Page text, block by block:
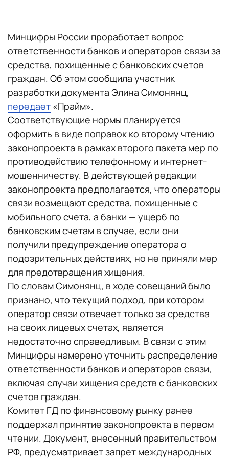
Минцифры России проработает вопрос
ответственности банков и операторов связи за
средства, похищенные с банковских счетов
граждан. Об этом сообщила участник
разработки документа Элина Симонянц,
передает «Прайм».
Соответствующие нормы планируется
оформить в виде поправок ко второму чтению
законопроекта в рамках второго пакета мер по
противодействию телефонному и интернет-
мошенничеству. В действующей редакции
законопроекта предполагается, что операторы
связи возмещают средства, похищенные с
мобильного счета, а банки — ущерб по
банковским счетам в случае, если они
получили предупреждение оператора о
подозрительных действиях, но не приняли мер
для предотвращения хищения.
По словам Симонянц, в ходе совещаний было
признано, что текущий подход, при котором
оператор связи отвечает только за средства
на своих лицевых счетах, является
недостаточно справедливым. В связи с этим
Минцифры намерено уточнить распределение
ответственности банков и операторов связи,
включая случаи хищения средств с банковских
счетов граждан.
Комитет ГД по финансовому рынку ранее
поддержал принятие законопроекта в первом
чтении. Документ, внесенный правительством
РФ, предусматривает запрет международных